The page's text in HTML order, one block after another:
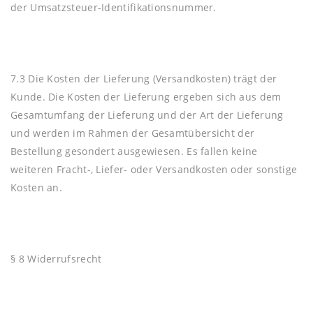
der Umsatzsteuer-Identifikationsnummer.
7.3 Die Kosten der Lieferung (Versandkosten) trägt der
Kunde. Die Kosten der Lieferung ergeben sich aus dem
Gesamtumfang der Lieferung und der Art der Lieferung
und werden im Rahmen der Gesamtübersicht der
Bestellung gesondert ausgewiesen. Es fallen keine
weiteren Fracht-, Liefer- oder Versandkosten oder sonstige
Kosten an.
§ 8 Widerrufsrecht